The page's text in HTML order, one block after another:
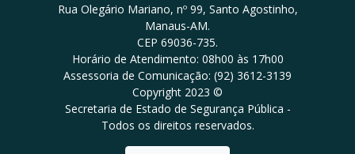
Rua Olegário Mariano, nº 99, Santo Agostinho,
Manaus-AM.
CEP 69036-735.
Horário de Atendimento: 08h00 às 17h00
Assessoria de Comunicação: (92) 3612-3139
Copyright 2023 ©
Secretaria de Estado de Segurança Pública -
Todos os direitos reservados.